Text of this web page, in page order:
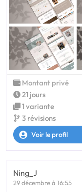
Montant privé
21 jours
1 variante
3 révisions
Voir le profil
Ning_J
29 décembre à 16:55